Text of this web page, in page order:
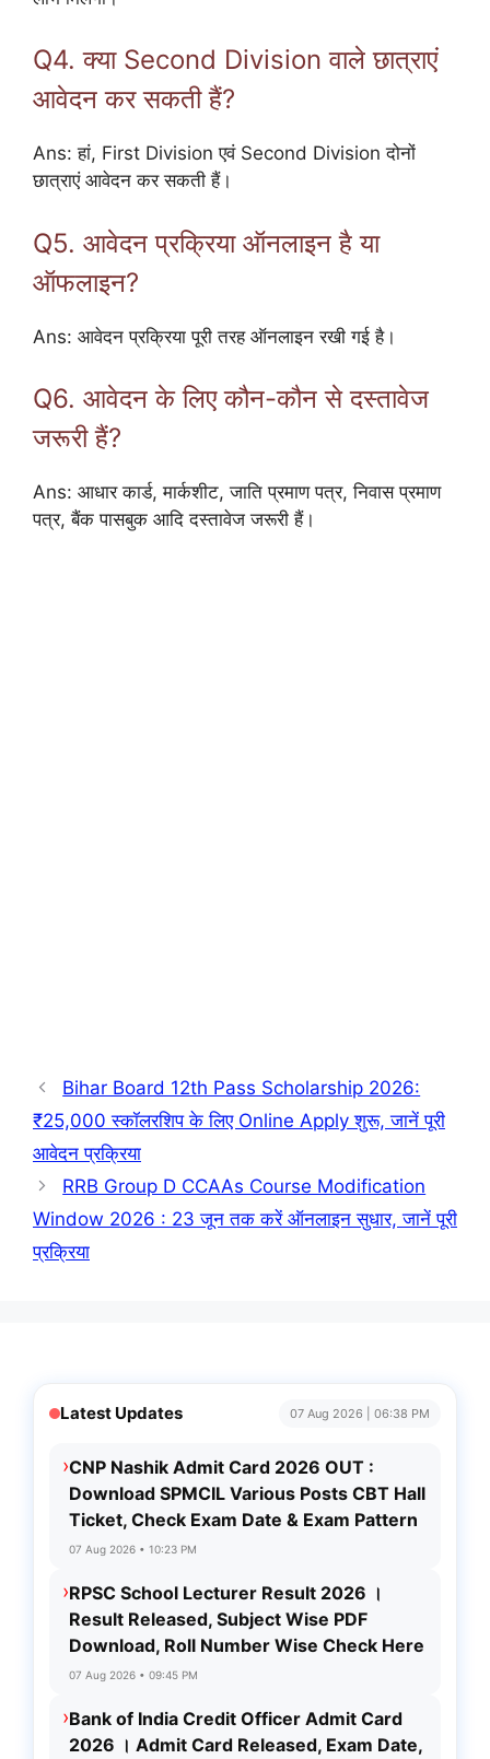
Q4. क्या Second Division वाले छात्राएं
आवेदन कर सकती हैं?
Ans: हां, First Division एवं Second Division दोनों
छात्राएं आवेदन कर सकती हैं।
Q5. आवेदन प्रक्रिया ऑनलाइन है या
ऑफलाइन?
Ans: आवेदन प्रक्रिया पूरी तरह ऑनलाइन रखी गई है।
Q6. आवेदन के लिए कौन-कौन से दस्तावेज
जरूरी हैं?
Ans: आधार कार्ड, मार्कशीट, जाति प्रमाण पत्र, निवास प्रमाण
पत्र, बैंक पासबुक आदि दस्तावेज जरूरी हैं।
Bihar Board 12th Pass Scholarship 2026:
₹25,000 स्कॉलरशिप के लिए Online Apply शुरू, जानें पूरी
आवेदन प्रक्रिया
RRB Group D CCAAs Course Modification
Window 2026 : 23 जून तक करें ऑनलाइन सुधार, जानें पूरी
प्रक्रिया
Latest Updates 07 Aug 2026 | 06:38 PM
›CNP Nashik Admit Card 2026 OUT :
Download SPMCIL Various Posts CBT Hall
Ticket, Check Exam Date & Exam Pattern
07 Aug 2026 • 10:23 PM
›RPSC School Lecturer Result 2026 ।
Result Released, Subject Wise PDF
Download, Roll Number Wise Check Here
07 Aug 2026 • 09:45 PM
›Bank of India Credit Officer Admit Card
2026 । Admit Card Released, Exam Date,